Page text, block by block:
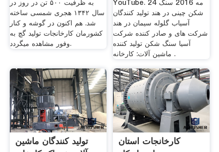
به ظرفیت ۵۰۰ تن در روز در
سال ۱۳۴۲ هجری شمسی ساخته
شد. هم اکنون در گوشه و کنار
کشورمان کارخانجات تولید گچ به
وفور مشاهده میگردد.
YouTube. 24 مه 2016 سنگ
شکن چینی در هند تولید کنندگان
آسیاب گلوله سیمان در هند
شرکت های و صادر كننده شرکت
آسیا سنگ شکن تولید کننده
ماشین آلات: کارخانه .
تولید کنندگان ماشین
کارخانجات استان